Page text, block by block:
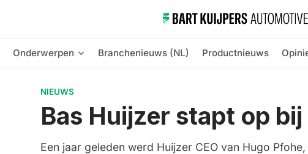
Onderwerpen Branchenieuws (NL) Productnieuws
NIEUWS
Bas Huijzer stapt op
Een jaar geleden werd Huijzer CEO van Hugo